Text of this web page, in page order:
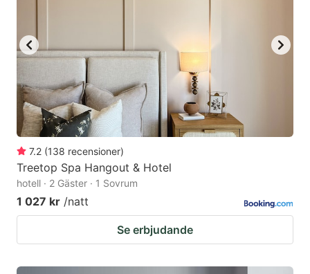
7.2 (138 recensioner)
Treetop Spa Hangout & Hotel
hotell · 2 Gäster · 1 Sovrum
1 027 kr /natt
Se erbjudande